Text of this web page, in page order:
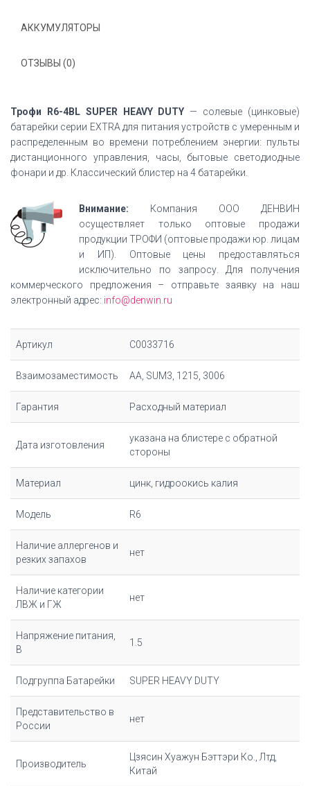
АККУМУЛЯТОРЫ
ОТЗЫВЫ (0)
Трофи R6-4BL SUPER HEAVY DUTY — солевые (цинковые)
батарейки серии EXTRA для питания устройств с умеренным и
распределенным во времени потреблением энергии: пульты
дистанционного управления, часы, бытовые светодиодные
фонари и др. Классический блистер на 4 батарейки.
Внимание: Компания ООО ДЕНВИН
осуществляет только оптовые продажи
продукции ТРОФИ (оптовые продажи юр. лицам
и ИП). Оптовые цены предоставляться
исключительно по запросу. Для получения
коммерческого предложения – отправьте заявку на наш
электронный адрес: info@denwin.ru
Артикул C0033716
Взаимозаместимость AA, SUM3, 1215, 3006
Гарантия Расходный материал
Дата изготовления
указана на блистере с обратной
стороны
Материал цинк, гидроокись калия
Модель R6
Наличие аллергенов и
резких запахов
нет
Наличие категории
ЛВЖ и ГЖ
нет
Напряжение питания,
В
1.5
Подгруппа Батарейки SUPER HEAVY DUTY
Представительство в
России
нет
Производитель
Цзясин Хуажун Бэттэри Ко., Лтд,
Китай